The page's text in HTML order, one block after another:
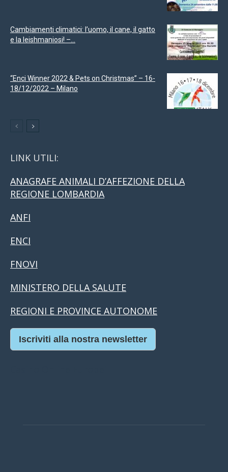
Cambiamenti climatici: l’uomo, il cane, il gatto
e la leishmaniosi! –...
“Enci Winner 2022 & Pets on Christmas” – 16-
18/12/2022 – Milano
LINK UTILI:
ANAGRAFE ANIMALI D’AFFEZIONE DELLA
REGIONE LOMBARDIA
ANFI
ENCI
FNOVI
MINISTERO DELLA SALUTE
REGIONI E PROVINCE AUTONOME
Iscriviti alla nostra newsletter